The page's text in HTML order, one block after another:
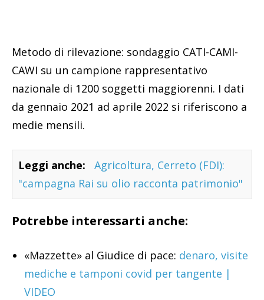
Metodo di rilevazione: sondaggio CATI-CAMI-
CAWI su un campione rappresentativo
nazionale di 1200 soggetti maggiorenni. I dati
da gennaio 2021 ad aprile 2022 si riferiscono a
medie mensili.
Leggi anche:
Agricoltura, Cerreto (FDI):
"campagna Rai su olio racconta patrimonio"
Potrebbe interessarti anche:
«Mazzette» al Giudice di pace: denaro, visite
mediche e tamponi covid per tangente |
VIDEO